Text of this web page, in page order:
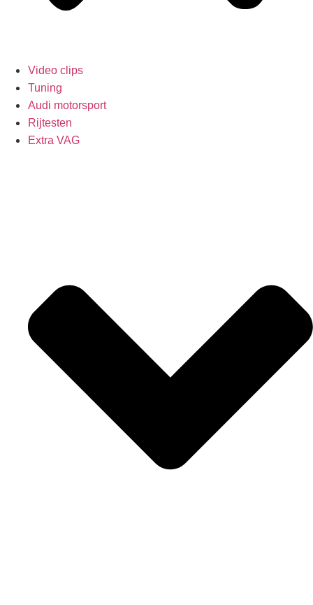
Video clips
Tuning
Audi motorsport
Rijtesten
Extra VAG